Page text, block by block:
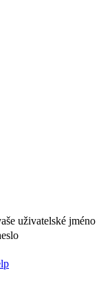
uživatelské jméno